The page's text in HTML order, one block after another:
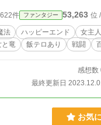
奇跡の力で幾度となく困難
越える。 古の火竜ブレイフルムの末
の一部は火傷するほど熱い。 「火傷し
、聖女ですから！」 ――これは、聖女が
百合ファンタジー。 百合の
ると嬉しいです！ ◇小説家になろう、カ
◇ https://
件 ファンタジー 53,263 位
法 ハッピーエンド
女主
と竜 飯テロあり 戦闘
感想数
最終更新日
お気